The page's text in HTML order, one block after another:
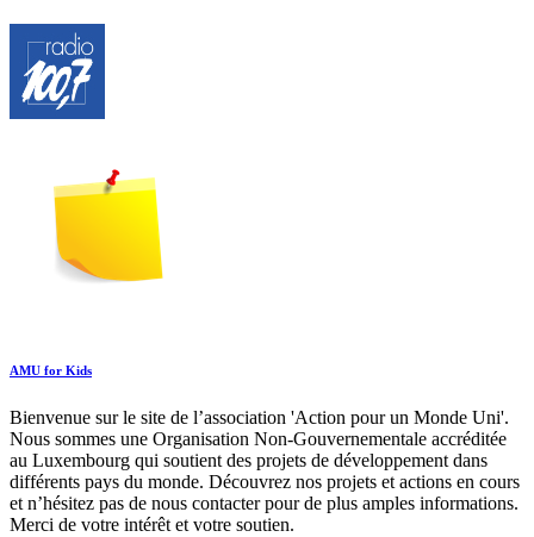
AMU for Kids
Bienvenue sur le site de l’association 'Action pour un Monde Uni'.
Nous sommes une Organisation Non-Gouvernementale accréditée
au Luxembourg qui soutient des projets de développement dans
différents pays du monde. Découvrez nos projets et actions en cours
et n’hésitez pas de nous contacter pour de plus amples informations.
Merci de votre intérêt et votre soutien.